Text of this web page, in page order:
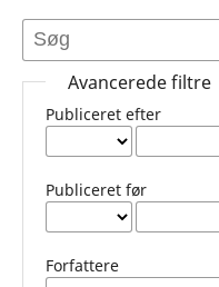
Avancerede filtre
Publiceret efter
Publiceret før
Forfattere